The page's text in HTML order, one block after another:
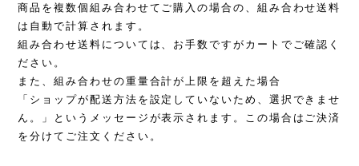
商品を複数個組み合わせてご購入の場合の、組み合わせ送料
は自動で計算されます。
組み合わせ送料については、お手数ですがカートでご確認く
ださい。
また、組み合わせの重量合計が上限を超えた場合
「ショップが配送方法を設定していないため、選択できませ
ん。」というメッセージが表示されます。この場合はご決済
を分けてご注文ください。